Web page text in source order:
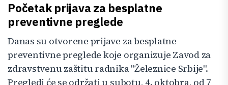
Početak prijava za besplatne
preventivne preglede
Danas su otvorene prijave za besplatne
preventivne preglede koje organizuje Zavod za
zdravstvenu zaštitu radnika "Železnice Srbije".
Pregledi će se održati u subotu, 4. oktobra, od 7